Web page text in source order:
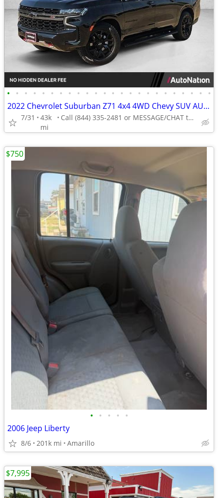
• • • • • • • • • • • • • • • • • • • • • • • •
2022 Chevrolet Suburban Z71 4x4 4WD Chevy SUV AUTONATION
7/31
43k
mi
Call (844) 335-2481 or MESSAGE/CHAT to confirm availability
• • • • •
2006 Jeep Liberty
8/6 201k mi Amarillo
$750
$7,995